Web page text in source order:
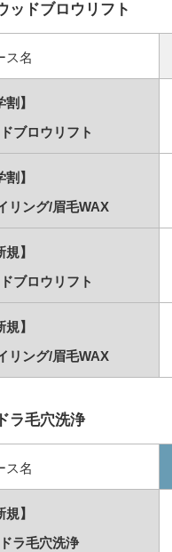
ッドブロウリフト
ス名
割】
ブロウリフト
割】
リング/眉毛WAX
規】
ブロウリフト
規】
リング/眉毛WAX
ラ毛穴洗浄
ス名
規】
ラ毛穴洗浄